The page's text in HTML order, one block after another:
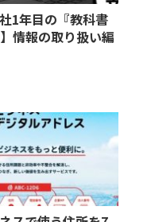
社1年目の『教科書
情報の取り扱い編